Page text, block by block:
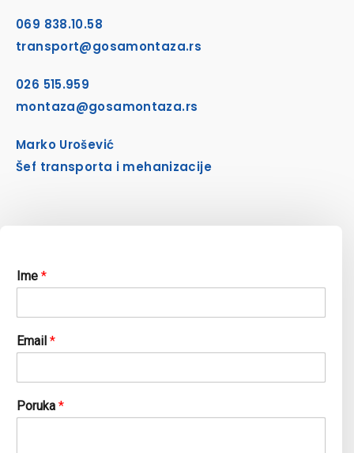
069 838.10.58
transport@gosamontaza.rs
026 515.959
montaza@gosamontaza.rs
Marko Urošević
Šef transporta i mehanizacije
Ime *
Email *
Poruka *